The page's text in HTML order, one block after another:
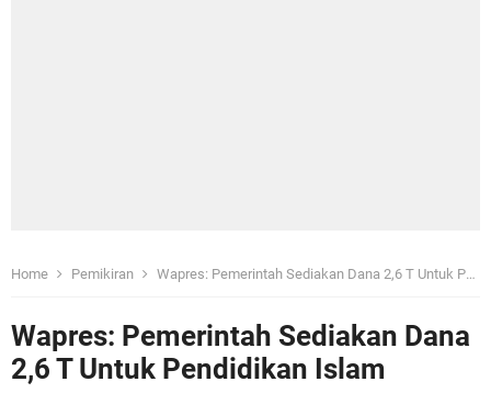
Home Pemikiran Wapres: Pemerintah Sediakan Dana 2,6 T Untuk Pendidikan Islam
Wapres: Pemerintah Sediakan Dana
2,6 T Untuk Pendidikan Islam